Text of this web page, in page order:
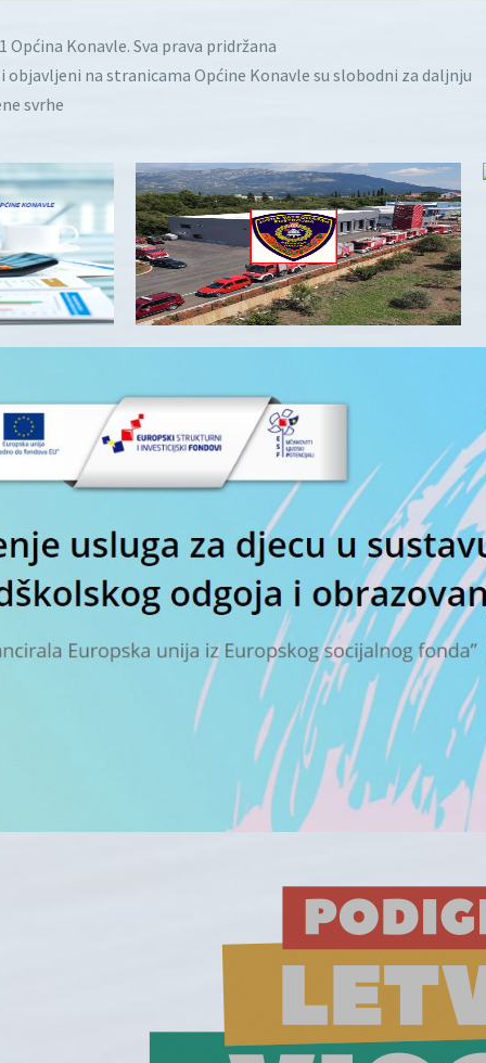
Konavle. Sva prava pridržana
objavljeni na stranicama Općine Konavle su slobodni za daljnju
svrhe